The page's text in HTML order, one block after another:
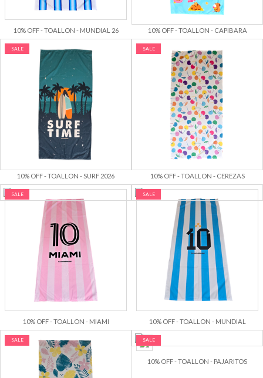
10% OFF - TOALLON - MUNDIAL 26 10% OFF - TOALLON - CAPIBARA
SALE
10% OFF - TOALLON - SURF 2026
SALE
10% OFF - TOALLON - CEREZAS
SALE
10% OFF - TOALLON - MIAMI
SALE
10% OFF - TOALLON - MUNDIAL
SALE SALE
10% OFF - TOALLON - PAJARITOS